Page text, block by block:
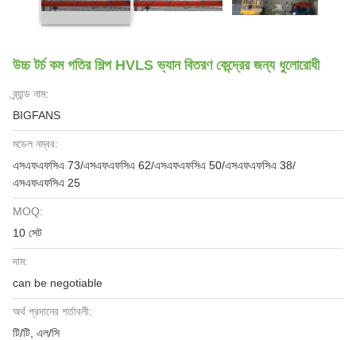
উচ্চ টর্চ কম গতির শিল্প HVLS ভ্যান বিতরণ কেন্দ্রের জন্য ধুলোরোধী
ব্র্যান্ড নাম:
BIGFANS
মডেল নম্বর:
এসএফএফসিএ 73/এসএফএফসিএ 62/এসএফএফসিএ 50/এসএফএফসিএ 38/
এসএফএফসিএ 25
MOQ:
10 সেট
দাম:
can be negotiable
অর্থ প্রদানের শর্তাবলী:
টি/টি, এল/সি